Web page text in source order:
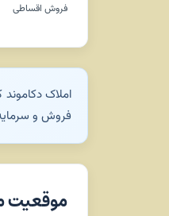
فروش اقساطی
املاک
فروش و
موقعیت